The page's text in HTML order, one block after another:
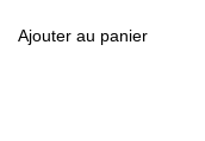
Ajouter au panier